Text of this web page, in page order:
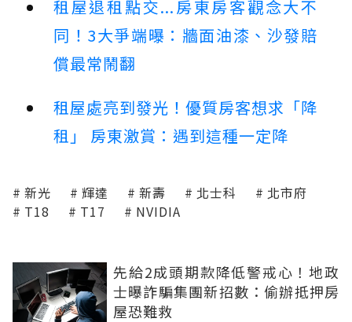
租屋退租點交...房東房客觀念大不
同！3大爭端曝：牆面油漆、沙發賠
償最常鬧翻
租屋處亮到發光！優質房客想求「降
租」 房東激賞：遇到這種一定降
新光 輝達 新壽 北士科
北市府
T18
T17 NVIDIA
先給2成頭期款降低警戒心！地政
士曝詐騙集團新招數：偷辦抵押房
屋恐難救